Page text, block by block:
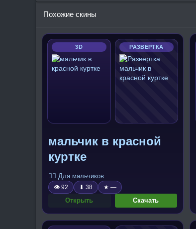
Похожие скины
3D РАЗВЕРТКА
мальчик в красной
куртке
🧍‍♂️ Для мальчиков
👁 92 ⬇ 38 ★ —
Открыть Скачать